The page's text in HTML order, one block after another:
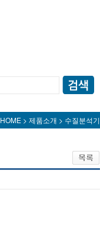
HOME > 제품소개 > 수질분석기